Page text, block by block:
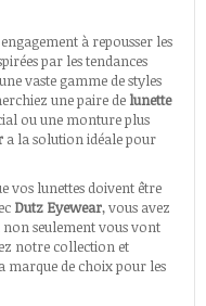
à repousser les
par les tendances
vaste gamme de styles
une paire de lunette
ou une monture plus
a la solution idéale pour
vos lunettes doivent être
Dutz Eyewear, vous avez
seulement vous vont
notre collection et
marque de choix pour les